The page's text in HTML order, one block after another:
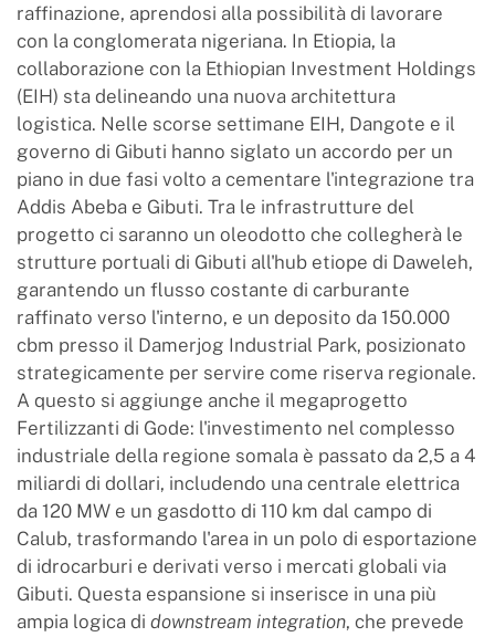
raffinazione, aprendosi alla possibilità di lavorare
con la conglomerata nigeriana. In Etiopia, la
collaborazione con la Ethiopian Investment Holdings
(EIH) sta delineando una nuova architettura
logistica. Nelle scorse settimane EIH, Dangote e il
governo di Gibuti hanno siglato un accordo per un
piano in due fasi volto a cementare l'integrazione tra
Addis Abeba e Gibuti. Tra le infrastrutture del
progetto ci saranno un oleodotto che collegherà le
strutture portuali di Gibuti all'hub etiope di Daweleh,
garantendo un flusso costante di carburante
raffinato verso l'interno, e un deposito da 150.000
cbm presso il Damerjog Industrial Park, posizionato
strategicamente per servire come riserva regionale.
A questo si aggiunge anche il megaprogetto
Fertilizzanti di Gode: l'investimento nel complesso
industriale della regione somala è passato da 2,5 a 4
miliardi di dollari, includendo una centrale elettrica
da 120 MW e un gasdotto di 110 km dal campo di
Calub, trasformando l'area in un polo di esportazione
di idrocarburi e derivati verso i mercati globali via
Gibuti. Questa espansione si inserisce in una più
ampia logica di downstream integration, che prevede